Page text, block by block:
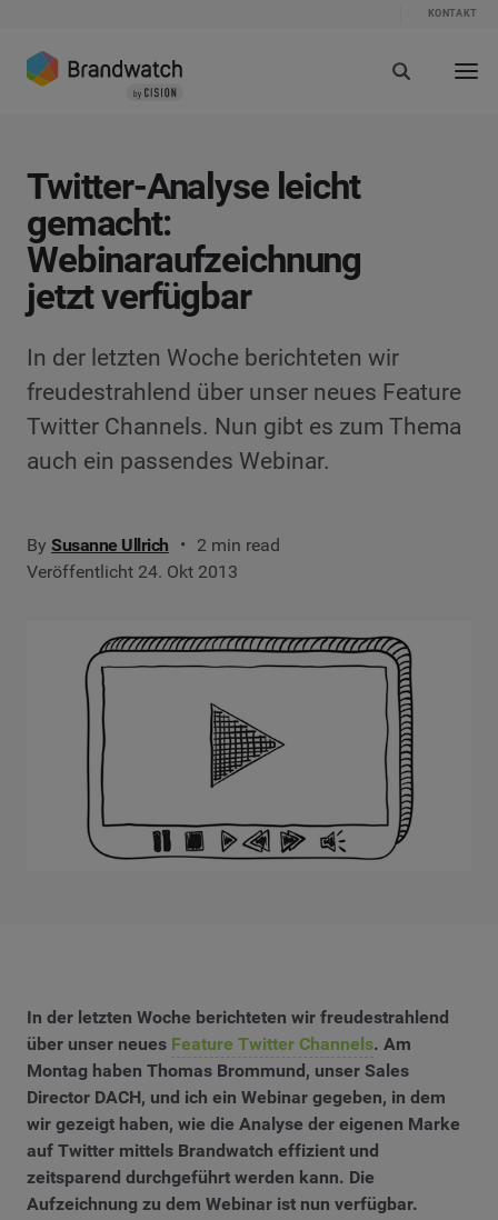
KONTAKT
Twitter-Analyse leicht
gemacht:
Webinaraufzeichnung
jetzt verfügbar
In der letzten Woche berichteten wir
freudestrahlend über unser neues Feature
Twitter Channels. Nun gibt es zum Thema
auch ein passendes Webinar.
By Susanne Ullrich
2 min read
Veröffentlicht 24. Okt 2013
In der letzten Woche berichteten wir freudestrahlend
über unser neues Feature Twitter Channels. Am
Montag haben Thomas Brommund, unser Sales
Director DACH, und ich ein Webinar gegeben, in dem
wir gezeigt haben, wie die Analyse der eigenen Marke
auf Twitter mittels Brandwatch effizient und
zeitsparend durchgeführt werden kann. Die
Aufzeichnung zu dem Webinar ist nun verfügbar.